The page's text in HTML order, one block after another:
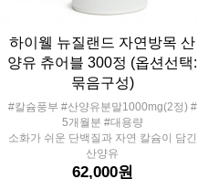
하이웰 뉴질랜드 자연방목 산
양유 츄어블 300정 (옵션선택:
묶음구성)
#칼슘풍부 #산양유분말1000mg(2정) #
5개월분 #대용량
소화가 쉬운 단백질과 자연 칼슘이 담긴
산양유
62,000원